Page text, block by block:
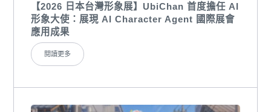
【2026 日本台灣形象展】UbiChan 首度擔任 AI
形象大使：展現 AI Character Agent 國際展會
應用成果
閱讀更多